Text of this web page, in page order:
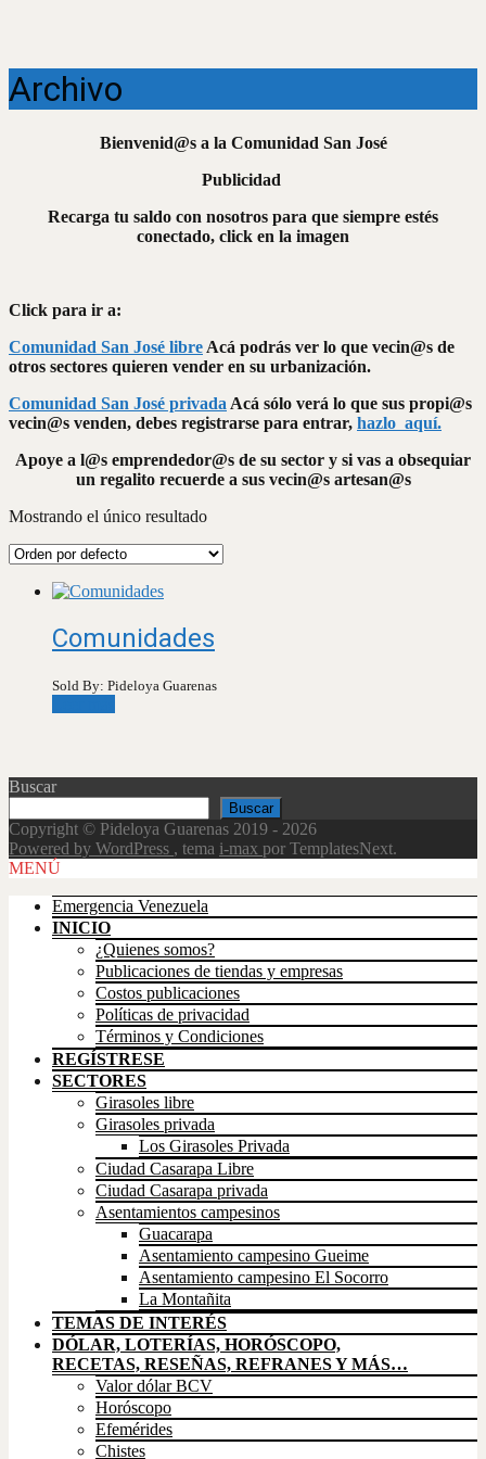
Archivo
Bienvenid@s a la Comunidad San José
Publicidad
Recarga tu saldo con nosotros para que siempre estés
conectado, click en la imagen
Click para ir a:
Comunidad San José libre Acá podrás ver lo que vecin@s de
otros sectores quieren vender en su urbanización.
Comunidad San José privada Acá sólo verá lo que sus propi@s
vecin@s venden, debes registrarse para entrar, hazlo aquí.
Apoye a l@s emprendedor@s de su sector y si vas a obsequiar
un regalito recuerde a sus vecin@s artesan@s
Mostrando el único resultado
Comunidades
Sold By: Pideloya Guarenas
Buscar
Buscar
Copyright © Pideloya Guarenas 2019 - 2026
Powered by WordPress , tema i-max por TemplatesNext.
Scroll
MENÚ
Emergencia Venezuela
INICIO
¿Quienes somos?
Publicaciones de tiendas y empresas
Costos publicaciones
Políticas de privacidad
Términos y Condiciones
REGÍSTRESE
SECTORES
Girasoles libre
Girasoles privada
Los Girasoles Privada
Ciudad Casarapa Libre
Ciudad Casarapa privada
Asentamientos campesinos
Guacarapa
Asentamiento campesino Gueime
Asentamiento campesino El Socorro
La Montañita
TEMAS DE INTERÉS
DÓLAR, LOTERÍAS, HORÓSCOPO,
RECETAS, RESEÑAS, REFRANES Y MÁS…
Valor dólar BCV
Horóscopo
Efemérides
Chistes